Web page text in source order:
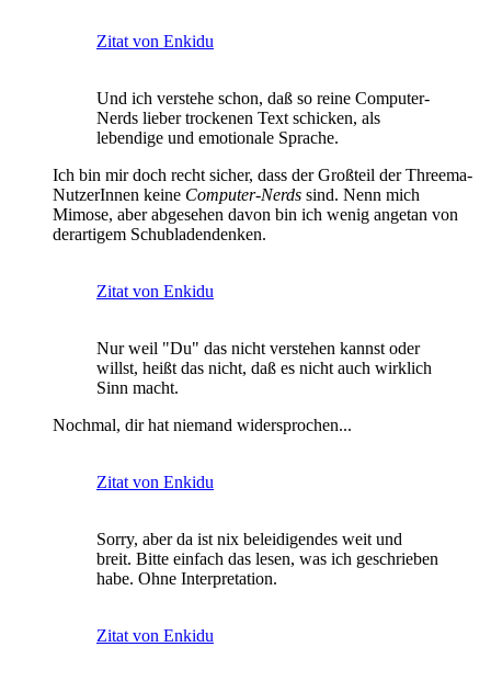
Zitat von Enkidu
Und ich verstehe schon, daß so reine Computer-
Nerds lieber trockenen Text schicken, als
lebendige und emotionale Sprache.
Ich bin mir doch recht sicher, dass der Großteil der Threema-
NutzerInnen keine Computer-Nerds sind. Nenn mich
Mimose, aber abgesehen davon bin ich wenig angetan von
derartigem Schubladendenken.
Zitat von Enkidu
Nur weil "Du" das nicht verstehen kannst oder
willst, heißt das nicht, daß es nicht auch wirklich
Sinn macht.
Nochmal, dir hat niemand widersprochen...
Zitat von Enkidu
Sorry, aber da ist nix beleidigendes weit und
breit. Bitte einfach das lesen, was ich geschrieben
habe. Ohne Interpretation.
Zitat von Enkidu